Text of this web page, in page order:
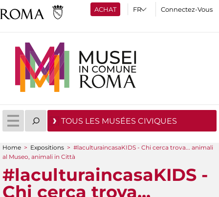
ACHAT Connectez-Vous
TOUS LES MUSÉES CIVIQUES
You are here
Home > Expositions > #laculturaincasaKIDS - Chi cerca trova... animali
al Museo, animali in Città
#laculturaincasaKIDS -
Chi cerca trova...